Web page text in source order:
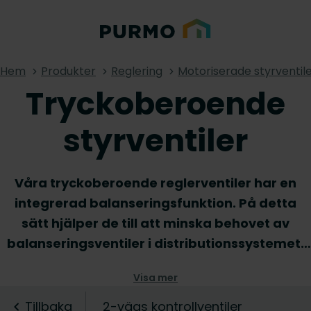
Hem Produkter Reglering Motoriserade
Tryckoberoende
styrventiler
Våra tryckoberoende reglerventiler har en
integrerad balanseringsfunktion. På detta
sätt hjälper de till att minska behovet av
balanseringsventiler i distributionssystemet.
funktionen i ventilen får användarna ökad
noggrannhet, vilket gör det enklare att
Visa mer
Tillbaka 2-vägs kontrollventiler